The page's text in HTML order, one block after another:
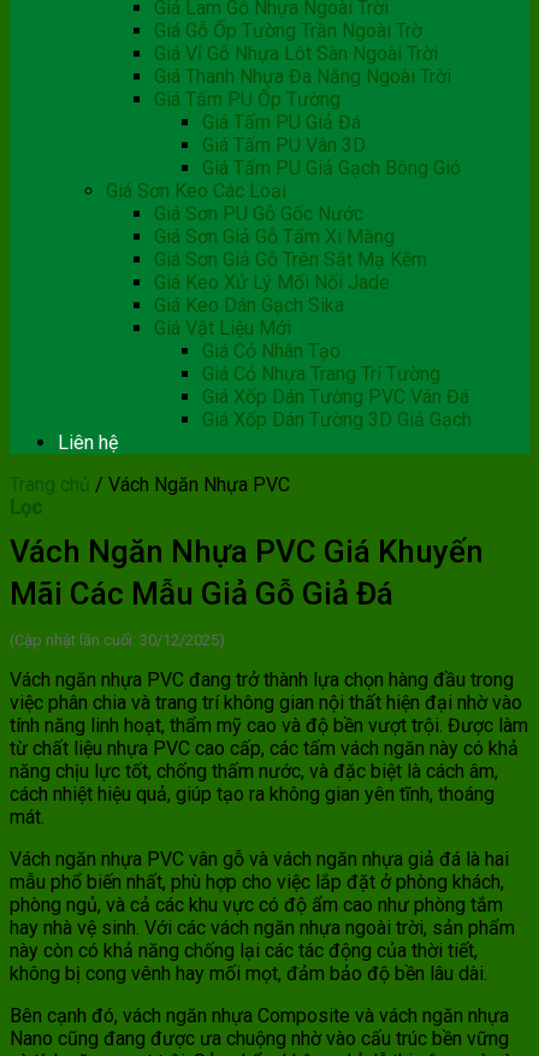
Giá Lam Gỗ Nhựa Ngoài Trời
Giá Gỗ Ốp Tường Trần Ngoài Trờ
Giá Vỉ Gỗ Nhựa Lót Sàn Ngoài Trời
Giá Thanh Nhựa Đa Năng Ngoài Trời
Giá Tấm PU Ốp Tường
Giá Tấm PU Giả Đá
Giá Tấm PU Vân 3D
Giá Tấm PU Giả Gạch Bông Gió
Giá Sơn Keo Các Loại
Giá Sơn PU Gỗ Gốc Nước
Giá Sơn Giả Gỗ Tấm Xi Măng
Giá Sơn Giả Gỗ Trên Sắt Mạ Kẽm
Giá Keo Xử Lý Mối Nối Jade
Giá Keo Dán Gạch Sika
Giá Vật Liệu Mới
Giá Cỏ Nhân Tạo
Giá Cỏ Nhựa Trang Trí Tường
Giá Xốp Dán Tường PVC Vân Đá
Giá Xốp Dán Tường 3D Giả Gạch
Liên hệ
Trang chủ / Vách Ngăn Nhựa PVC
Lọc
Vách Ngăn Nhựa PVC Giá Khuyến
Mãi Các Mẫu Giả Gỗ Giả Đá
(Cập nhật lần cuối: 30/12/2025)
Vách ngăn nhựa PVC đang trở thành lựa chọn hàng đầu trong
việc phân chia và trang trí không gian nội thất hiện đại nhờ vào
tính năng linh hoạt, thẩm mỹ cao và độ bền vượt trội. Được làm
từ chất liệu nhựa PVC cao cấp, các tấm vách ngăn này có khả
năng chịu lực tốt, chống thấm nước, và đặc biệt là cách âm,
cách nhiệt hiệu quả, giúp tạo ra không gian yên tĩnh, thoáng
mát.
Vách ngăn nhựa PVC vân gỗ và vách ngăn nhựa giả đá là hai
mẫu phổ biến nhất, phù hợp cho việc lắp đặt ở phòng khách,
phòng ngủ, và cả các khu vực có độ ẩm cao như phòng tắm
hay nhà vệ sinh. Với các vách ngăn nhựa ngoài trời, sản phẩm
này còn có khả năng chống lại các tác động của thời tiết,
không bị cong vênh hay mối mọt, đảm bảo độ bền lâu dài.
Bên cạnh đó, vách ngăn nhựa Composite và vách ngăn nhựa
Nano cũng đang được ưa chuộng nhờ vào cấu trúc bền vững